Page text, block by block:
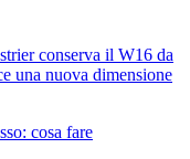
conserva il W16 da
una nuova dimensione